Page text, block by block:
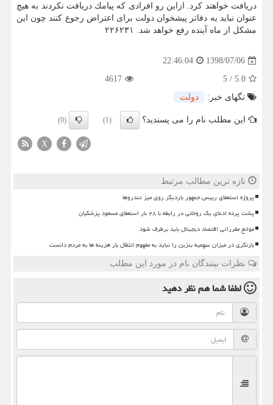
دریافت خواهند كرد. ازاین رو افرادی كه پیامك دریافت نكردند به هیچ
عنوان نباید به دفاتر پیشخوان دولت برای اعتراض رجوع كنند چون این
مشكل از ماه آینده رفع خواهد شد. ۲۲۶۲۳۱
1398/07/06
22:46:04
5.0
/
5
4617
تگهای خبر:
دولت
این مطلب نام را می پسندید؟ (1)
(0)
X
تازه ترین مطالب مرتبط
پروژه استعفای رییس جمهور باردیگر روی میز تندروها
پشت پرده ادعای یک روحانی در رابطه با ۲۸ بار استعفای مسعود پزشکیان
موانع مقرراتی اقتصاد دیجیتال باید برطرف شود
بازنگری در میزان سهمیه بنزین را نباید به مفهوم انتقال بار هزینه ها به مردم دانست
نظرات بینندگان نام در مورد این مطلب
لطفا شما همنظر دهید